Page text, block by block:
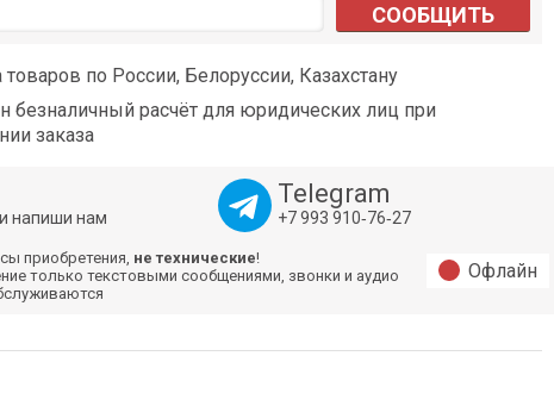
СООБЩИТЬ
по России, Белоруссии, Казахстану
безналичный расчёт для юридических лиц при
заказа
напиши нам
Telegram
+7 993 910‑76‑27
приобретения, не технические!
только текстовыми сообщениями, звонки и аудио
Офлайн